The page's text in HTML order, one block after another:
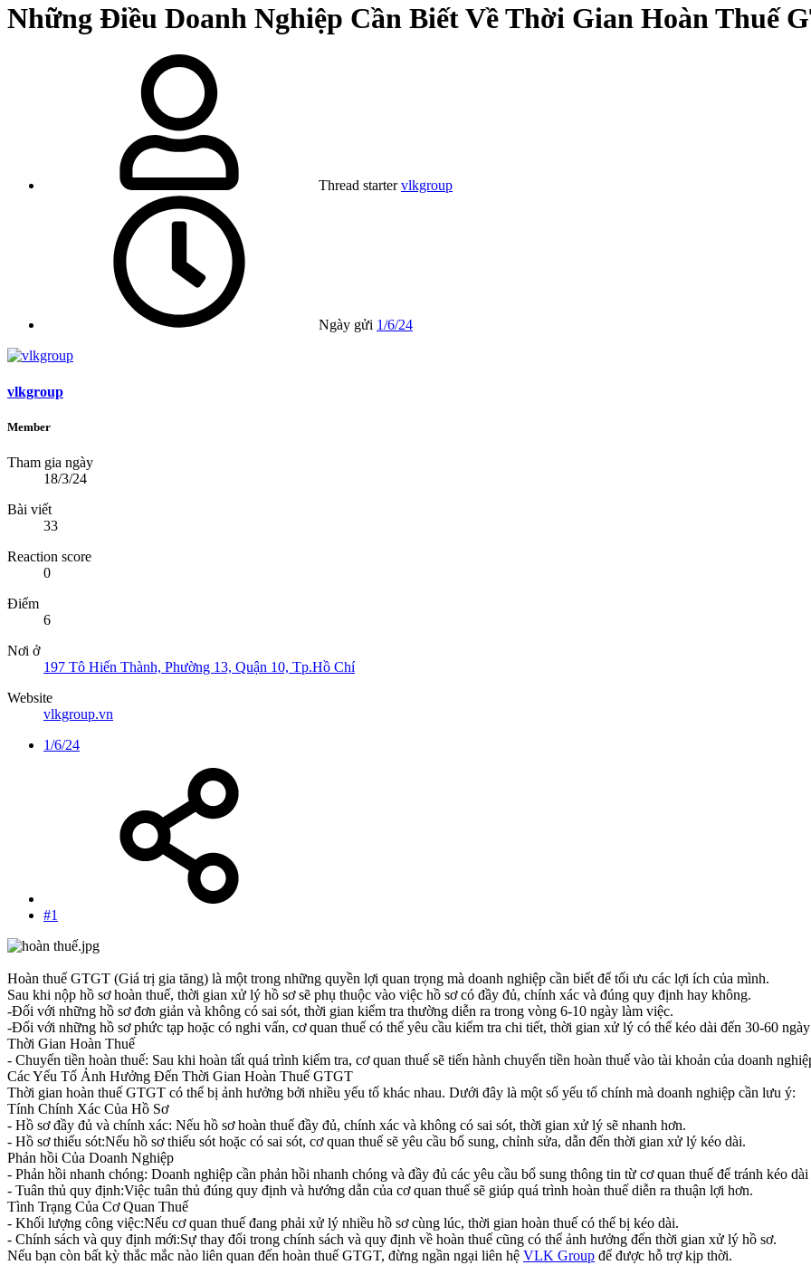
Những Điều Doanh Nghiệp Cần Biết Về Thời Gian Hoàn Thuế
Thread starter vlkgroup
Ngày gửi 1/6/24
vlkgroup
Member
Tham gia ngày
18/3/24
Bài viết
33
Reaction score
0
Điểm
6
Nơi ở
197 Tô Hiến Thành, Phường 13, Quận 10, Tp.Hồ Chí
Website
vlkgroup.vn
1/6/24
#1
Hoàn thuế GTGT (Giá trị gia tăng) là một trong những quyền lợi quan trọng mà doanh nghiệp cần biết để tối ưu các lợi ích của mình.
Sau khi nộp hồ sơ hoàn thuế, thời gian xử lý hồ sơ sẽ phụ thuộc vào việc hồ sơ có đầy đủ, chính xác và đúng quy định hay không.
-Đối với những hồ sơ đơn giản và không có sai sót, thời gian kiểm tra thường diễn ra trong vòng 6-10 ngày làm việc.
-Đối với những hồ sơ phức tạp hoặc có nghi vấn, cơ quan thuế có thể yêu cầu kiểm tra chi tiết, thời gian xử lý có thể kéo dài đến 30-60
Thời Gian Hoàn Thuế
- Chuyển tiền hoàn thuế: Sau khi hoàn tất quá trình kiểm tra, cơ quan thuế sẽ tiến hành chuyển tiền hoàn thuế vào tài khoản của doanh
Các Yếu Tố Ảnh Hưởng Đến Thời Gian Hoàn Thuế GTGT
Thời gian hoàn thuế GTGT có thể bị ảnh hưởng bởi nhiều yếu tố khác nhau. Dưới đây là một số yếu tố chính mà doanh nghiệp cần lưu ý:
Tính Chính Xác Của Hồ Sơ
- Hồ sơ đầy đủ và chính xác: Nếu hồ sơ hoàn thuế đầy đủ, chính xác và không có sai sót, thời gian xử lý sẽ nhanh hơn.
- Hồ sơ thiếu sót:Nếu hồ sơ thiếu sót hoặc có sai sót, cơ quan thuế sẽ yêu cầu bổ sung, chỉnh sửa, dẫn đến thời gian xử lý kéo dài.
Phản hồi Của Doanh Nghiệp
- Phản hồi nhanh chóng: Doanh nghiệp cần phản hồi nhanh chóng và đầy đủ các yêu cầu bổ sung thông tin từ cơ quan thuế để tránh kéo
- Tuân thủ quy định:Việc tuân thủ đúng quy định và hướng dẫn của cơ quan thuế sẽ giúp quá trình hoàn thuế diễn ra thuận lợi hơn.
Tình Trạng Của Cơ Quan Thuế
- Khối lượng công việc:Nếu cơ quan thuế đang phải xử lý nhiều hồ sơ cùng lúc, thời gian hoàn thuế có thể bị kéo dài.
- Chính sách và quy định mới:Sự thay đổi trong chính sách và quy định về hoàn thuế cũng có thể ảnh hưởng đến thời gian xử lý hồ sơ.
Nếu bạn còn bất kỳ thắc mắc nào liên quan đến hoàn thuế GTGT, đừng ngần ngại liên hệ VLK Group để được hỗ trợ kịp thời.